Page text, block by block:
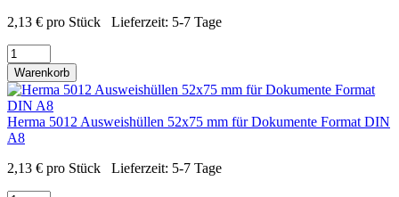
2,13 € pro Stück Lieferzeit: 5-7 Tage
Warenkorb
Herma 5012 Ausweishüllen 52x75 mm für Dokumente Format DIN
A8
2,13 € pro Stück Lieferzeit: 5-7 Tage